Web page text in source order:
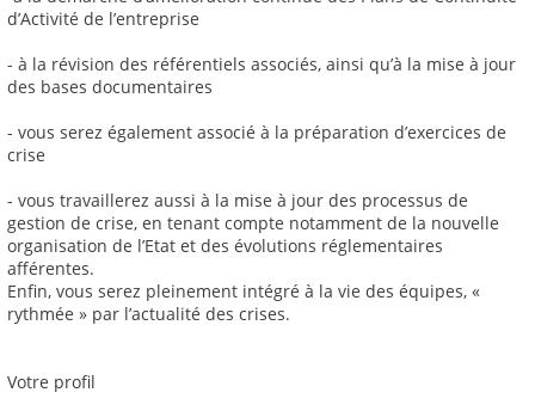
d’Activité de l’entreprise
- à la révision des référentiels associés, ainsi qu’à la mise à jour
des bases documentaires
- vous serez également associé à la préparation d’exercices de
crise
- vous travaillerez aussi à la mise à jour des processus de
gestion de crise, en tenant compte notamment de la nouvelle
organisation de l’Etat et des évolutions réglementaires
afférentes.
Enfin, vous serez pleinement intégré à la vie des équipes, «
rythmée » par l’actualité des crises.
Votre profil